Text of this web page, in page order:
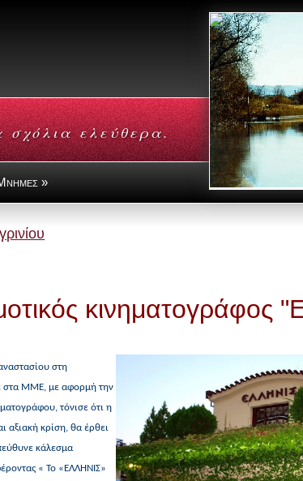
σχόλια ελεύθερα.
»
κινηματογράφος
στη
στα ΜΜΕ, με αφορμή την
τόνισε ότι η
αξιακή κρίση, θα έρθει
κάλεσμα
« Το «ΕΛΛΗΝΙΣ»